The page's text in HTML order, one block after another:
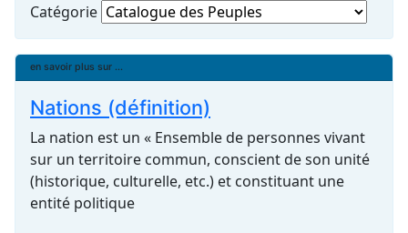
Catégorie
en savoir plus sur ...
Nations (définition)
La nation est un « Ensemble de personnes vivant
sur un territoire commun, conscient de son unité
(historique, culturelle, etc.) et constituant une
entité politique